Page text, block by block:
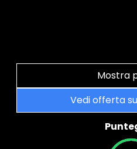
Mostra
Vedi offerta su